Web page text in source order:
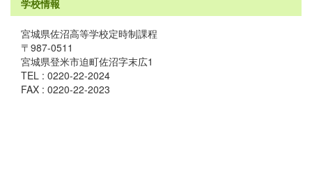
学校情報
宮城県佐沼高等学校定時制課程
〒987-0511
宮城県登米市迫町佐沼字末広1
TEL : 0220-22-2024
FAX : 0220-22-2023